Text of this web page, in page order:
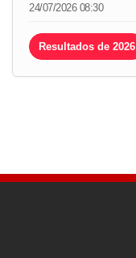
24/07/2026 08:30
Resultados de 2026